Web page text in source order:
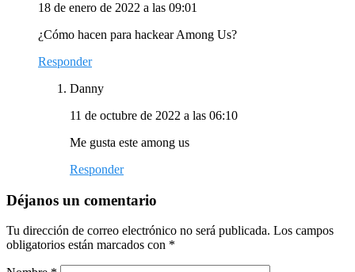
18 de enero de 2022 a las 09:01
¿Cómo hacen para hackear Among Us?
Responder
Danny
11 de octubre de 2022 a las 06:10
Me gusta este among us
Responder
Déjanos un comentario
Tu dirección de correo electrónico no será publicada. Los campos
obligatorios están marcados con *